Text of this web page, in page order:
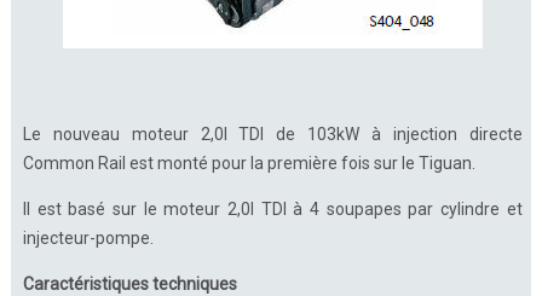
Le nouveau moteur 2,0l TDI de 103kW à injection directe
Common Rail est monté pour la première fois sur le Tiguan.
Il est basé sur le moteur 2,0l TDI à 4 soupapes par cylindre et
injecteur-pompe.
Caractéristiques techniques